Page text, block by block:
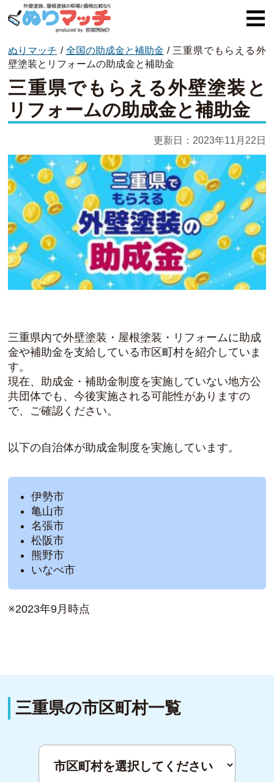
ぬりマッチとは
オススメ企業
費用と相場
屋根塗装
コラム一覧
ぬりマッチ / 全国の助成金と補助金 / 三重県でもらえる外
壁塗装とリフォームの助成金と補助金
三重県でもらえる外壁塗装と
リフォームの助成金と補助金
更新日： 2023年11月22日
三重県内で外壁塗装・屋根塗装・リフォームに助成
金や補助金を支給している市区町村を紹介していま
す。
現在、助成金・補助金制度を実施していない地方公
共団体でも、今後実施される可能性がありますの
で、ご確認ください。
以下の自治体が助成金制度を実施しています。
伊勢市
亀山市
名張市
松阪市
熊野市
いなべ市
※2023年9月時点
三重県の市区町村一覧